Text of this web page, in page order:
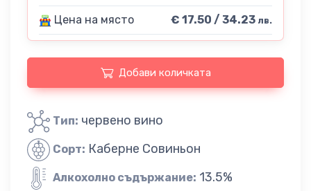
Цена на място € 17.50 / 34.23 лв.
Добави количката
Тип: червено вино
Сорт: Каберне Совиньон
Алкохолно съдържание: 13.5%